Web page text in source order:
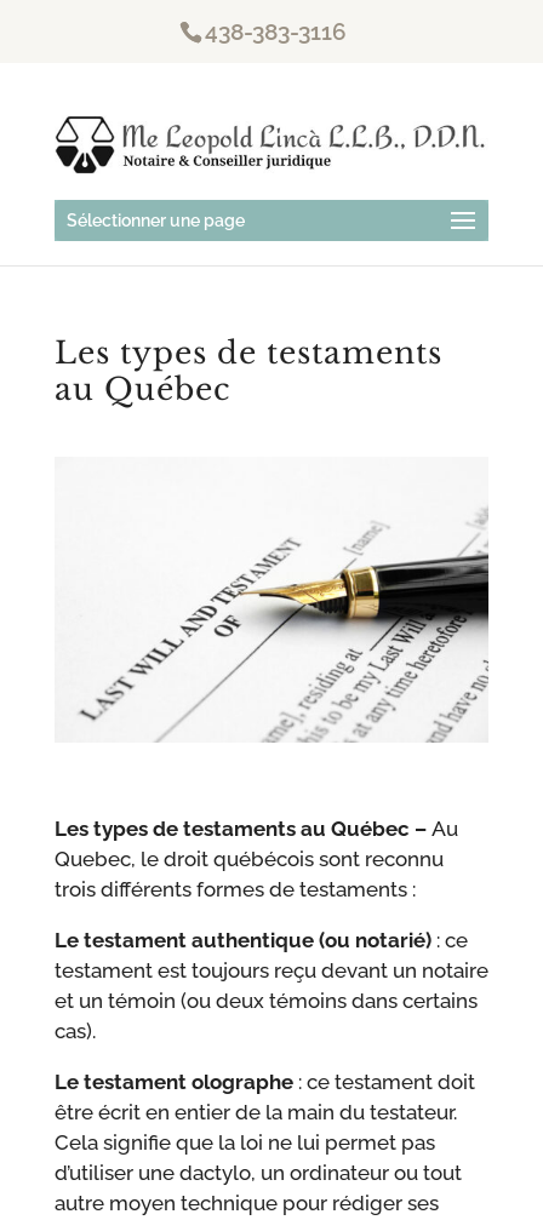
438-383-3116
Sélectionner une page
Les types de testaments
au Québec
Les types de testaments au Québec – Au
Quebec, le droit québécois sont reconnu
trois différents formes de testaments :
Le testament authentique (ou notarié): ce
testament est toujours reçu devant un notaire
et un témoin (ou deux témoins dans certains
cas).
Le testament olographe: ce testament doit
être écrit en entier de la main du testateur.
Cela signifie que la loi ne lui permet pas
d’utiliser une dactylo, un ordinateur ou tout
autre moyen technique pour rédiger ses